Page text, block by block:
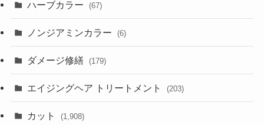
ハーブカラー (67)
ノンジアミンカラー (6)
ダメージ修繕 (179)
エイジングヘア トリートメント (203)
カット (1,908)